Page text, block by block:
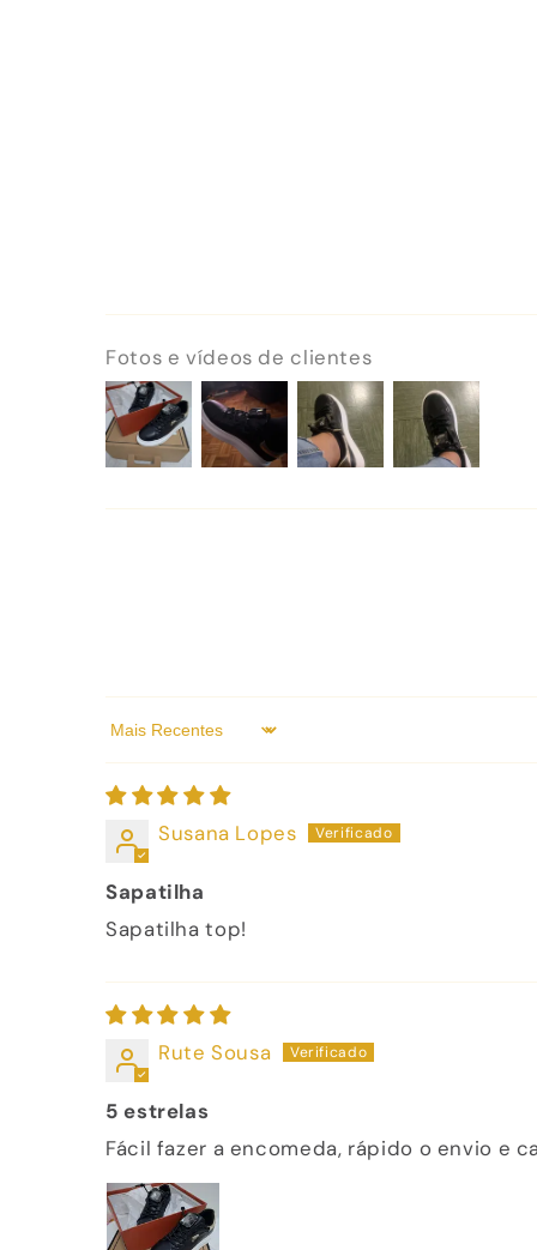
Fotos e vídeos de clientes
Sort by
Susana Lopes
Sapatilha
Sapatilha top!
Rute Sousa
5 estrelas
Fácil fazer a encomeda, rápido o envio e